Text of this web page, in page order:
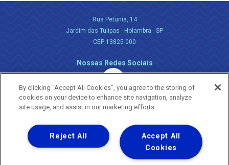
Rua Petunia, 14
Jardim das Tulipas - Holambra - SP
CEP 13825-000
Nossas Redes Sociais
Uma empresa
Copyright ® 2026 - Todos os Direitos Reservados.
Nossa natureza movimenta a vida
By clicking “Accept All Cookies”, you agree to the storing of
cookies on your device to enhance site navigation, analyze
site usage, and assist in our marketing efforts.
Accept All
Cookies
Reject All